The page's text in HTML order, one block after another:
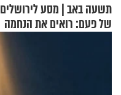
תשעה באב | מסע לירושלים
של פעם: רואים את הנחמה